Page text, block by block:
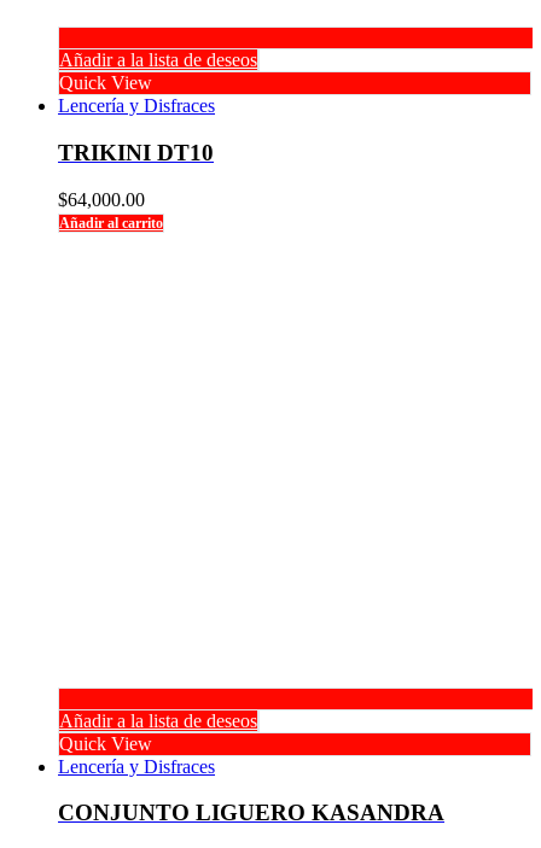
Añadir a la lista de deseos
Quick View
Lencería y Disfraces
TRIKINI DT10
$64,000.00
Añadir al carrito
Añadir a la lista de deseos
Quick View
Lencería y Disfraces
CONJUNTO LIGUERO KASANDRA